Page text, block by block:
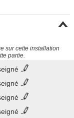
sur cette installation
partie.